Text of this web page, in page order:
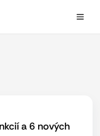
a 6 nových